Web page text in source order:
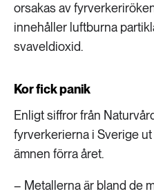
orsakas av
innehåller luftburna
svaveldioxid.
Kor fick panik
Enligt siffror från
fyrverkerierna i Sverige
ämnen förra året.
– Metallerna är bland de